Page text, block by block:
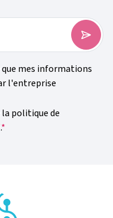
mes informations
l'entreprise
politique de